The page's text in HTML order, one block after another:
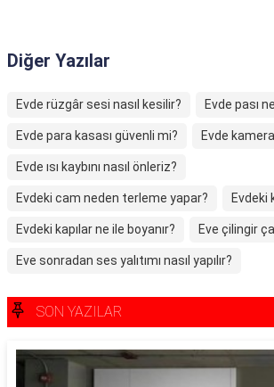
Diğer Yazılar
Evde rüzgâr sesi nasıl kesilir? Evde pası
Evde para kasası güvenli mi? Evde
Evde ısı kaybını nasıl önleriz?
Evdeki cam neden terleme yapar? Evdeki
Evdeki kapılar ne ile boyanır? Eve çilingir
Eve sonradan ses yalıtımı nasıl yapılır?
SON YAZILAR